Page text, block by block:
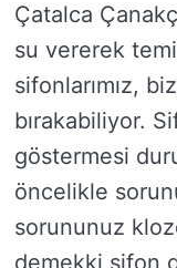
Çatalca
su vererek
sifonlarımız,
bırakabiliyor.
göstermesi
öncelikle
sorununuz
demekki sifon